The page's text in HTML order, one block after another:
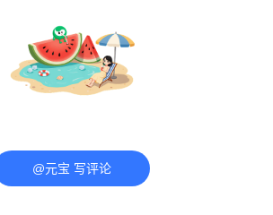
@元宝 写评论